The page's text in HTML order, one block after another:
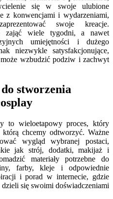
się w swoje ulubione
z konwencjami i wydarzeniami,
swoje kreacje.
zająć wiele tygodni, a nawet
umiejętności i dużego
niezwykle satysfakcjonujące,
wzbudzić podziw i zachwyt
stworzenia
to wieloetapowy proces, który
chcemy odtworzyć. Ważne
wygląd wybranej postaci,
jak strój, dodatki, makijaż i
materiały potrzebne do
farby, kleje i odpowiednie
i porad w internecie, gdzie
dzieli się swoimi doświadczeniami